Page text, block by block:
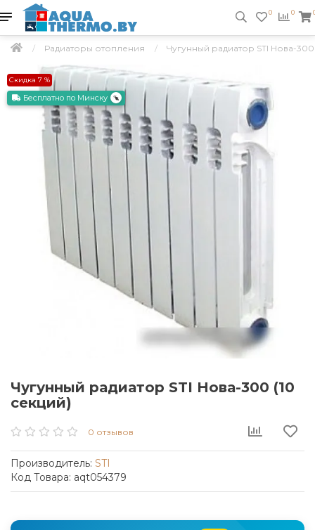
0 0
Радиаторы отопления Чугунный радиатор STI Нова-
Скидка 7 %
Бесплатно по Минску
Чугунный радиатор STI Нова-300 (10
секций)
0 отзывов
Производитель: STI
Код Товара: aqt054379